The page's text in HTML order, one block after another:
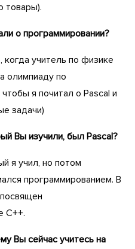
товары).
о программировании?
учитель по физике
олимпиаду по
я почитал о Pascal и
задачи)
Вы изучили, был Pascal?
я учил, но потом
программированием. В
C++.
Вы сейчас учитесь на